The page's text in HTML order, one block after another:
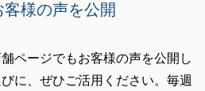
様の声を公開
ページでもお客様の声を公開し
に、ぜひご活用ください。毎週